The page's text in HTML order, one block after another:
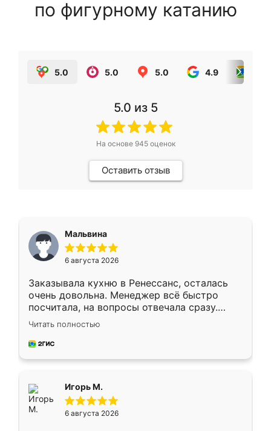
по фигурному катанию
5.0 5.0 5.0 4.9
5.0 из 5
На основе 945оценок
Оставить отзыв
Мальвина
6 августа 2026
Заказывала кухню в Ренессанс, осталась
очень довольна. Менеджер всё быстро
посчитала, на вопросы отвечала сразу.
Замерщик приехал в субботу, подошёл к
делу со всей ответственностью. Собрали
за день, ребята работали аккуратно, даже
Читать полностью
Игорь М.
6 августа 2026